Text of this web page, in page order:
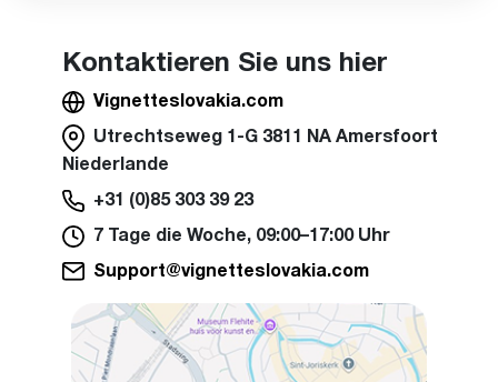
Kontaktieren Sie uns hier
Vignetteslovakia.com
Utrechtseweg 1-G 3811 NA Amersfoort
Niederlande
+31 (0)85 303 39 23
7 Tage die Woche, 09:00–17:00 Uhr
Support@vignetteslovakia.com